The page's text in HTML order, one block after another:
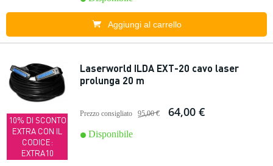
Aggiungi al carrello
10% DI SCONTO
EXTRA CON IL
CODICE:
EXTRA10
Laserworld ILDA EXT-20 cavo laser
prolunga 20 m
Prezzo consigliato 95,00 € 64,00 €
Disponibile